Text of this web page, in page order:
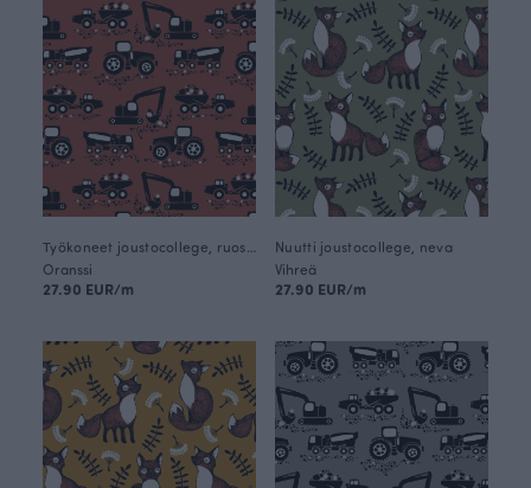
Oranssi
27.90 EUR/m
Nuutti joustocollege, neva
Vihreä
27.90 EUR/m